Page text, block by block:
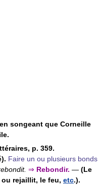
songeant que Corneille
p. 359.
Faire un ou plusieurs bonds
⇒ Rebondir. — (Le
rejaillit, le feu, etc.).